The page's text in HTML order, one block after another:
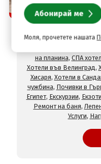
Защо да
TopOfertite.com -
за почивки
на планина, СПА
Хотели във Велинград,
Хисаря, Хотели в
чужбина, Почивки в
Египет, Екскурзии,
Ремонт на баня,
Услуги,
Моля, прочетете нашата